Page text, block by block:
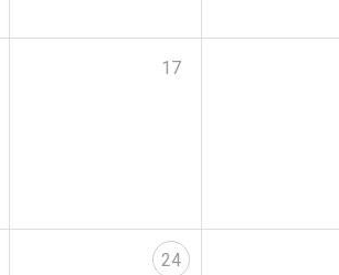
17
24